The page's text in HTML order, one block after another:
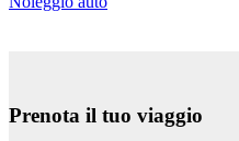
Prenota il tuo viaggio